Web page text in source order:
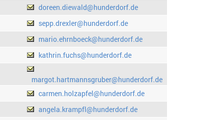
doreen.diewald@hunderdorf.de
sepp.drexler@hunderdorf.de
mario.ehrnboeck@hunderdorf.de
kathrin.fuchs@hunderdorf.de
margot.hartmannsgruber@hunderdorf.de
carmen.holzapfel@hunderdorf.de
angela.krampfl@hunderdorf.de